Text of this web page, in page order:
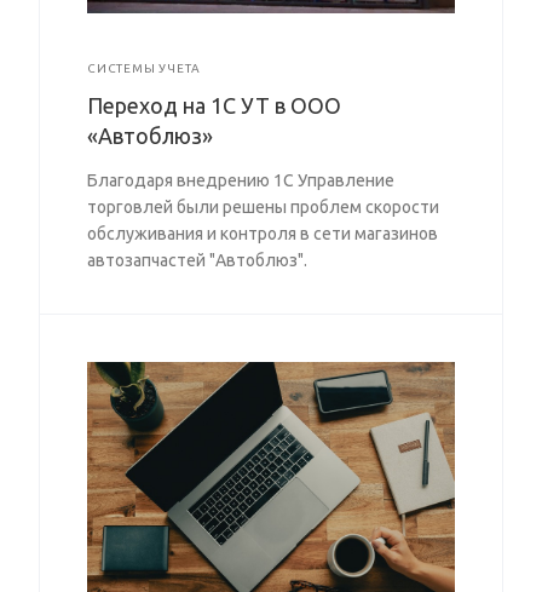
СИСТЕМЫ УЧЕТА
Переход на 1С УТ в ООО
«Автоблюз»
Благодаря внедрению 1С Управление
торговлей были решены проблем скорости
обслуживания и контроля в сети магазинов
автозапчастей "Автоблюз".